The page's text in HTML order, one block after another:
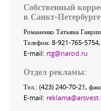
Собственный
в Санкт-
Романенко Татьяна
Телефон: 8-921-765-5754,
E-mail: rtg@narod.ru
Отдел рекламы:
Тел.: (423) 240-70-21,
E-mail: